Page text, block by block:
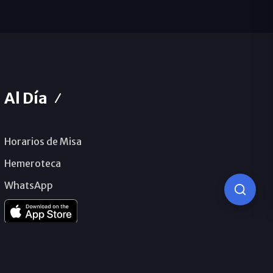
Al Día
Horarios de Misa
Hemeroteca
WhatsApp